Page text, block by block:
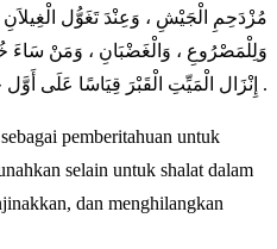
مُزْدَحِمِ الْجَيْشِ ، وَعِنْدَ تَغَوُّل
وَلِلْمَصْرُوعِ ، وَالْغَضْبَانِ ، وَمَنْ سَاءَ
إِنْزَال الْمَيِّتِ الْقَبْرَ قِيَاسًا عَلَى أَوَّل خُرُوجِهِ إِلَى الدُّنْيَا .
pemberitahuan untuk
selain untuk shalat dalam
dan menghilangkan